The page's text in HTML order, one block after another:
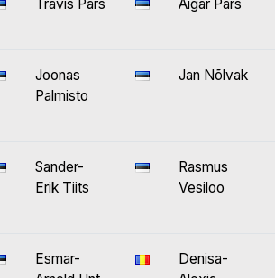
Travis Pärs Aigar Pärs
Joonas
Palmisto
Jan Nõlvak
Sander-
Erik Tiits
Rasmus
Vesiloo
Esmar-
Denisa-